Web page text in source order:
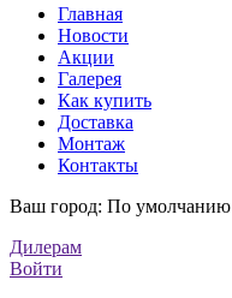
Главная
Новости
Акции
Галерея
Как купить
Доставка
Монтаж
Контакты
Ваш город: По умолчанию
Дилерам
Войти